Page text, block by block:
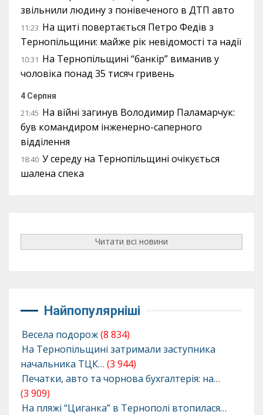
звільнили людину з понівеченого в ДТП авто
11:23 На щиті повертається Петро Федів з
Тернопільщини: майже рік невідомості та надії
10:31 На Тернопільщині “банкір” виманив у
чоловіка понад 35 тисяч гривень
4 Серпня
21:45 На війні загинув Володимир Паламарчук:
був командиром інженерно-саперного
відділення
18:40 У середу на Тернопільщині очікується
шалена спека
Читати всі новини
Найпопулярніші
Весела подорож(8 834)
На Тернопільщині затримали заступника
начальника ТЦК… (3 944)
Печатки, авто та чорнова бухгалтерія: на…
(3 909)
На пляжі “Циганка” в Тернополі втопилася…